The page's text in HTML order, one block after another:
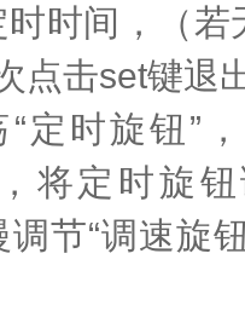
时间，（若
点击set键退
定时旋钮”
将定时旋
节“调速旋